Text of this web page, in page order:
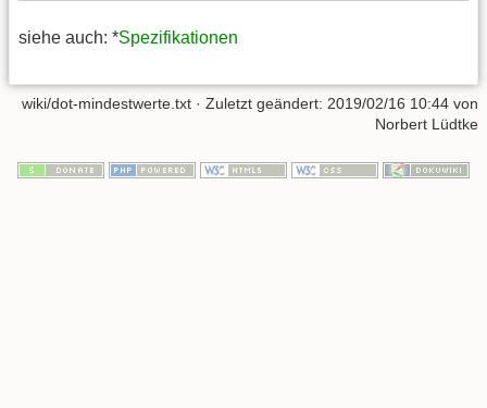
siehe auch: *Spezifikationen
wiki/dot-mindestwerte.txt · Zuletzt geändert: 2019/02/16 10:44 von
Norbert Lüdtke